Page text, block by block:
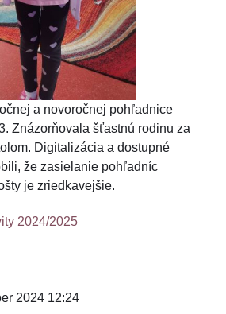
a novoročnej pohľadnice
Znázorňovala šťastnú rodinu za
Digitalizácia a dostupné
že zasielanie pohľadníc
je zriedkavejšie.
2024/2025
2024 12:24